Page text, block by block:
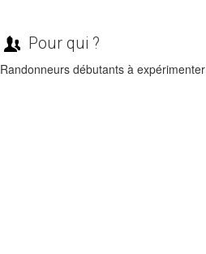
Pour qui ?
Randonneurs débutants à expérimenter